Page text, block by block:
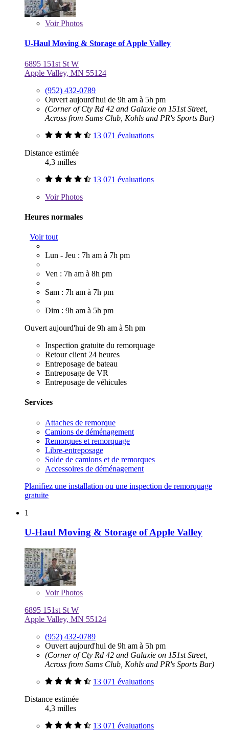
VoirPhotos
U-Haul Moving & Storage of Apple Valley
6895 151st St W
Apple Valley, MN 55124
(952) 432-0789
Ouvert aujourd'hui de 9h am à 5h pm
(Corner of Cty Rd 42 and Galaxie on 151st Street,
Across from Sams Club, Kohls and PR's Sports Bar)
13 071 évaluations
Distance estimée
4,3 milles
13 071 évaluations
VoirPhotos
Heures normales
Voir tout
Lun - Jeu : 7h am à 7h pm
Ven : 7h am à 8h pm
Sam : 7h am à 7h pm
Dim : 9h am à 5h pm
Ouvert aujourd'hui de 9h am à 5h pm
Inspection gratuite du remorquage
Retour client 24 heures
Entreposage de bateau
Entreposage de VR
Entreposage de véhicules
Services
Attaches de remorque
Camions de déménagement
Remorques et remorquage
Libre-entreposage
Solde de camions et de remorques
Accessoires de déménagement
Planifiez une installation ou une inspection de remorquage
gratuite
1
U-Haul Moving & Storage of Apple Valley
VoirPhotos
6895 151st St W
Apple Valley, MN 55124
(952) 432-0789
Ouvert aujourd'hui de 9h am à 5h pm
(Corner of Cty Rd 42 and Galaxie on 151st Street,
Across from Sams Club, Kohls and PR's Sports Bar)
13 071 évaluations
Distance estimée
4,3 milles
13 071 évaluations